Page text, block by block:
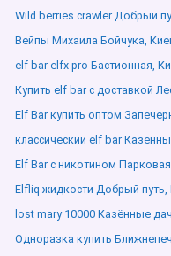
Wild berries crawler Добрый
Вейпы Михаила Бойчука,
elf bar elfx pro Бастионная,
Купить elf bar с доставкой
Elf Bar купить оптом
классический elf bar
Elf Bar с никотином
Elfliq жидкости Добрый путь,
lost mary 10000 Казённые
Одноразка купить